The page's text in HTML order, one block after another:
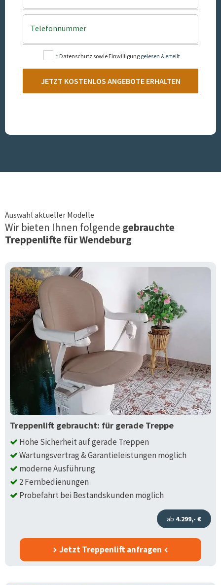
Telefonnummer
* Datenschutz sowie Einwilligung gelesen & erteilt
JETZT KOSTENLOS ANGEBOTE ERHALTEN
Auswahl aktueller Modelle
Wir bieten Ihnen folgende gebrauchte
Treppenlifte fürWendeburg
Treppenlift gebraucht: für gerade Treppe
Hohe Sicherheit auf gerade Treppen
Wartungsvertrag & Garantieleistungen möglich
moderne Ausführung
2 Fernbedienungen
Probefahrt bei Bestandskunden möglich
ab 4.299,- €
Jetzt Treppenlift anfragen